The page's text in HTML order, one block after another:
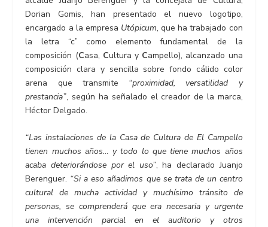
Dorian Gomis, han presentado el nuevo logotipo,
encargado a la empresa Utópicum, que ha trabajado con
la letra “c” como elemento fundamental de la
composición (Casa, Cultura y Campello), alcanzado una
composición clara y sencilla sobre fondo cálido color
arena que transmite “proximidad, versatilidad y
prestancia”, según ha señalado el creador de la marca,
Héctor Delgado.
“Las instalaciones de la Casa de Cultura de El Campello
tienen muchos años… y todo lo que tiene muchos años
acaba deteriorándose por el uso”, ha declarado Juanjo
Berenguer. “Si a eso añadimos que se trata de un centro
cultural de mucha actividad y muchísimo tránsito de
personas, se comprenderá que era necesaria y urgente
una intervención parcial en el auditorio y otros